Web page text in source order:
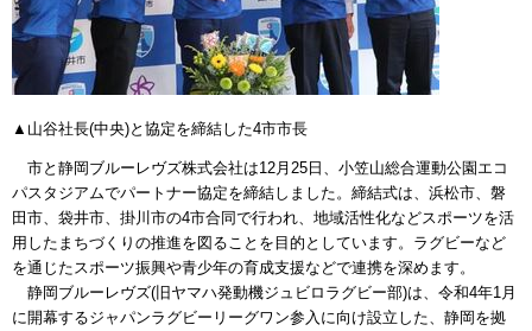
▲山谷社長(中央)と協定を締結した4市市長
市と静岡ブルーレヴズ株式会社は12月25日、小笠山総合運動公園エコ
パスタジアムでパートナー協定を締結しました。締結式は、浜松市、磐
田市、袋井市、掛川市の4市合同で行われ、地域活性化などスポーツを活
用したまちづくりの推進を図ることを目的としています。ラグビーなど
を通じたスポーツ振興や青少年の育成支援などで連携を深めます。
静岡ブルーレヴズ(旧ヤマハ発動機ジュビロラグビー部)は、令和4年1月
に開幕するジャパンラグビーリーグワン参入に向け設立した、静岡を拠